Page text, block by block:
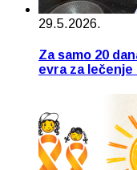
29.5.2026.
Za samo 20
evra za